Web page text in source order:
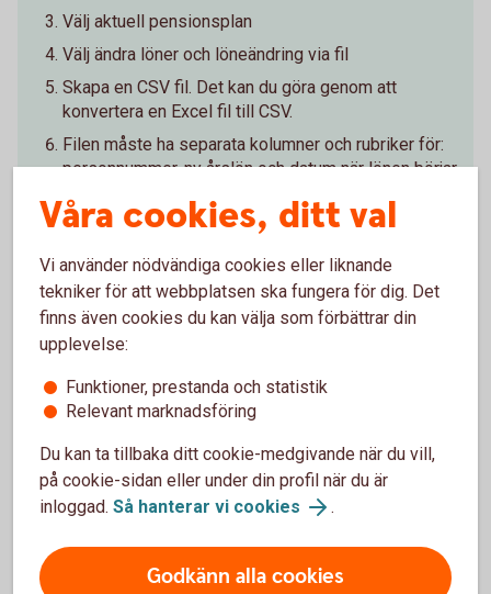
Välj aktuell pensionsplan
Välj ändra löner och löneändring via fil
Skapa en CSV fil. Det kan du göra genom att
konvertera en Excel fil till CSV.
Filen måste ha separata kolumner och rubriker för:
personnummer, ny årslön och datum när lönen börjar
Kontrollera att allting stämmer och signera direkt i
Logga in och ändra lön med fil
Har du inte tillgång till
internetbanken?
lönen.
Anmälan om ny lön (pdf)
Våra cookies, ditt val
Vi använder nödvändiga cookies eller liknande
tekniker för att webbplatsen ska fungera för dig. Det
finns även cookies du kan välja som förbättrar din
upplevelse:
Funktioner, prestanda och statistik
Relevant marknadsföring
Du kan ta tillbaka ditt cookie-medgivande när du vill,
på cookie-sidan eller under din profil när du är
inloggad. Så hanterar vi cookies .
Godkänn alla cookies